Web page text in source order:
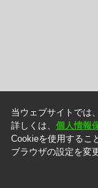
当ウェブサイトでは
詳しくは、 個人情報
Cookieを使用するこ
ブラウザの設定を変